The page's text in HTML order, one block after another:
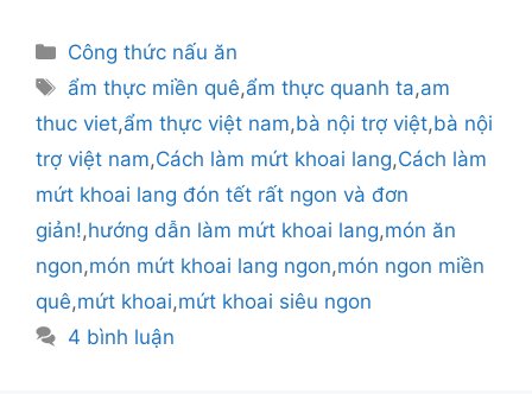
Danh
mục
Công thức nấu ăn
Thẻ
ẩm thực miền quê,ẩm thực quanh ta,am
thuc viet,ẩm thực việt nam,bà nội trợ việt,bà nội
trợ việt nam,Cách làm mứt khoai lang,Cách làm
mứt khoai lang đón tết rất ngon và đơn
giản!,hướng dẫn làm mứt khoai lang,món ăn
ngon,món mứt khoai lang ngon,món ngon miền
quê,mứt khoai,mứt khoai siêu ngon
4 bình luận